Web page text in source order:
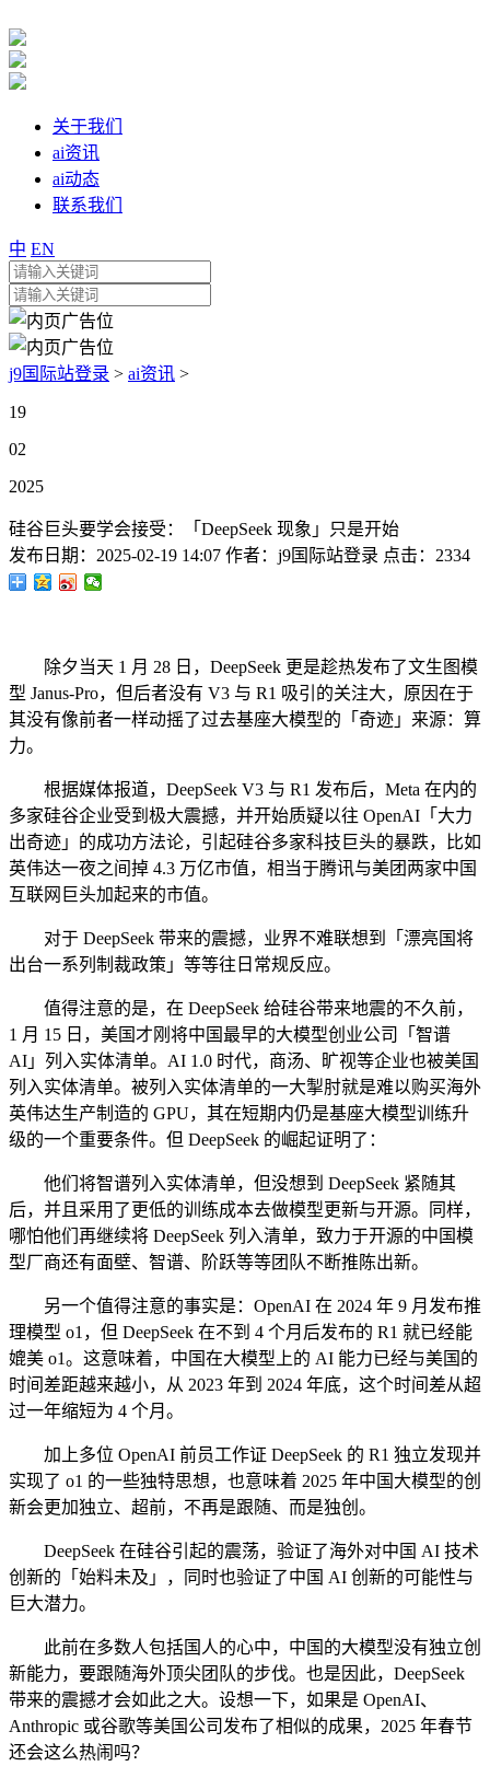
关于我们
ai资讯
ai动态
联系我们
中 EN
j9国际站登录 > ai资讯 >
19
02
2025
硅谷巨头要学会接受：「DeepSeek 现象」只是开始
发布日期： 2025-02-19 14:07 作者： j9国际站登录 点击： 2334
除夕当天 1 月 28 日，DeepSeek 更是趁热发布了文生图模
型 Janus-Pro，但后者没有 V3 与 R1 吸引的关注大，原因在于
其没有像前者一样动摇了过去基座大模型的「奇迹」来源：算
力。
根据媒体报道，DeepSeek V3 与 R1 发布后，Meta 在内的
多家硅谷企业受到极大震撼，并开始质疑以往 OpenAI「大力
出奇迹」的成功方法论，引起硅谷多家科技巨头的暴跌，比如
英伟达一夜之间掉 4.3 万亿市值，相当于腾讯与美团两家中国
互联网巨头加起来的市值。
对于 DeepSeek 带来的震撼，业界不难联想到「漂亮国将
出台一系列制裁政策」等等往日常规反应。
值得注意的是，在 DeepSeek 给硅谷带来地震的不久前，
1 月 15 日，美国才刚将中国最早的大模型创业公司「智谱
AI」列入实体清单。AI 1.0 时代，商汤、旷视等企业也被美国
列入实体清单。被列入实体清单的一大掣肘就是难以购买海外
英伟达生产制造的 GPU，其在短期内仍是基座大模型训练升
级的一个重要条件。但 DeepSeek 的崛起证明了：
他们将智谱列入实体清单，但没想到 DeepSeek 紧随其
后，并且采用了更低的训练成本去做模型更新与开源。同样，
哪怕他们再继续将 DeepSeek 列入清单，致力于开源的中国模
型厂商还有面壁、智谱、阶跃等等团队不断推陈出新。
另一个值得注意的事实是：OpenAI 在 2024 年 9 月发布推
理模型 o1，但 DeepSeek 在不到 4 个月后发布的 R1 就已经能
媲美 o1。这意味着，中国在大模型上的 AI 能力已经与美国的
时间差距越来越小，从 2023 年到 2024 年底，这个时间差从超
过一年缩短为 4 个月。
加上多位 OpenAI 前员工作证 DeepSeek 的 R1 独立发现并
实现了 o1 的一些独特思想，也意味着 2025 年中国大模型的创
新会更加独立、超前，不再是跟随、而是独创。
DeepSeek 在硅谷引起的震荡，验证了海外对中国 AI 技术
创新的「始料未及」，同时也验证了中国 AI 创新的可能性与
巨大潜力。
此前在多数人包括国人的心中，中国的大模型没有独立创
新能力，要跟随海外顶尖团队的步伐。也是因此，DeepSeek
带来的震撼才会如此之大。设想一下，如果是 OpenAI、
Anthropic 或谷歌等美国公司发布了相似的成果，2025 年春节
还会这么热闹吗？